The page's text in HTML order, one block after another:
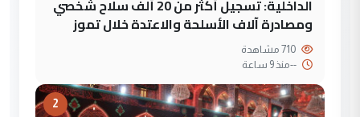
الداخلية: تسجيل أكثر من 20 ألف سلاح شخصي
ومصادرة آلاف الأسلحة والاعتدة خلال تموز
--منذ 9 ساعة
2